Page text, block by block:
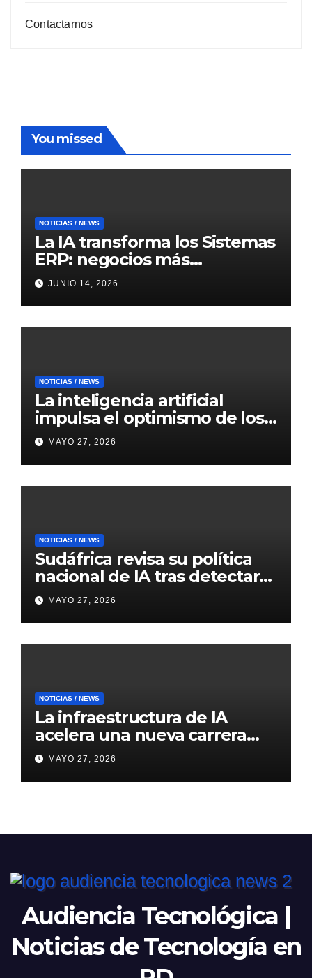
Contactarnos
You missed
NOTICIAS / NEWS
La IA transforma los Sistemas
ERP: negocios más
inteligentes, predictivos y
eficientes
JUNIO 14, 2026
NOTICIAS / NEWS
La inteligencia artificial
impulsa el optimismo de los
mercados internacionales
MAYO 27, 2026
NOTICIAS / NEWS
Sudáfrica revisa su política
nacional de IA tras detectar
errores generados por
inteligencia artificial
MAYO 27, 2026
NOTICIAS / NEWS
La infraestructura de IA
acelera una nueva carrera
global de centros de datos
MAYO 27, 2026
Audiencia Tecnológica |
Noticias de Tecnología en